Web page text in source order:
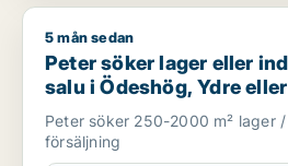
Peter söker lager eller
5 mån sedan
Peter söker lager eller
salu i Ödeshög, Ydre
Peter söker 250-2000 m² lager
försäljning